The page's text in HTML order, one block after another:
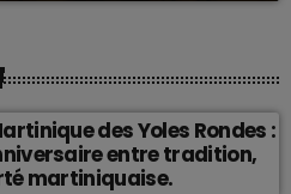
des Yoles Rondes :
entre tradition,
martiniquaise.